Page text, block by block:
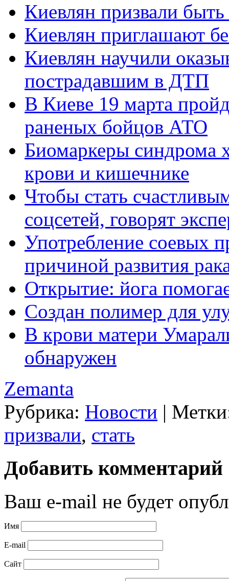
Киевлян призвали
Киевлян приглашают
Киевлян научили
пострадавшим в ДТП
В Киеве 19 марта
раненых бойцов АТО
Биомаркеры синдрома
крови и кишечнике
Чтобы стать
соцсетей, говорят
Употребление соевых
причиной развития
Открытие: йога
Создан полимер для
В крови матери
обнаружен
Zemanta
Рубрика: Новости |
призвали, стать
Добавить комментарий
Ваш e-mail не будет
Имя
E-mail
Сайт